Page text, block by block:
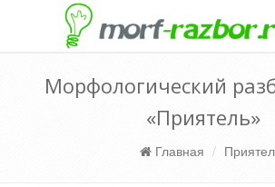
Морфологический
«Приятель»
Главная